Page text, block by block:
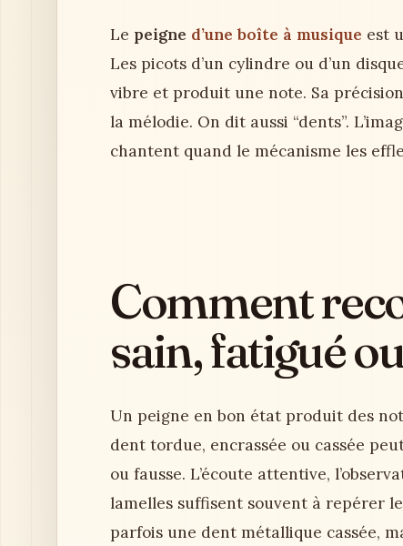
Le peigne d’une boîte à musique est
Les picots d’un cylindre ou d’un
vibre et produit une note. Sa
la mélodie. On dit aussi “dents”.
chantent quand le mécanisme les
Comment
sain, fatigué
Un peigne en bon état produit des
dent tordue, encrassée ou cassée
ou fausse. L’écoute attentive,
lamelles suffisent souvent à repérer
parfois une dent métallique cassée,